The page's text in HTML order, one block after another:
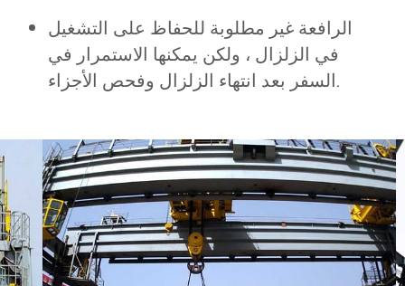
الرافعة غير مطلوبة للحفاظ على التشغيل
في الزلزال ، ولكن يمكنها الاستمرار في
السفر بعد انتهاء الزلزال وفحص الأجزاء.